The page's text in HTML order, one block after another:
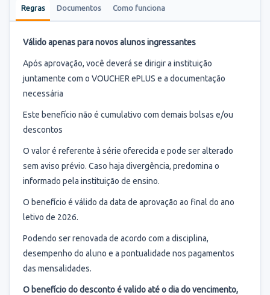
Regras Documentos Como funciona
Válido apenas para novos alunos ingressantes
Após aprovação, você deverá se dirigir a instituição
juntamente com o VOUCHER ePLUS e a documentação
necessária
Este benefício não é cumulativo com demais bolsas e/ou
descontos
O valor é referente à série oferecida e pode ser alterado
sem aviso prévio. Caso haja divergência, predomina o
informado pela instituição de ensino.
O benefício é válido da data de aprovação ao final do ano
letivo de 2026.
Podendo ser renovada de acordo com a disciplina,
desempenho do aluno e a pontualidade nos pagamentos
das mensalidades.
O benefício do desconto é valido até o dia do vencimento,